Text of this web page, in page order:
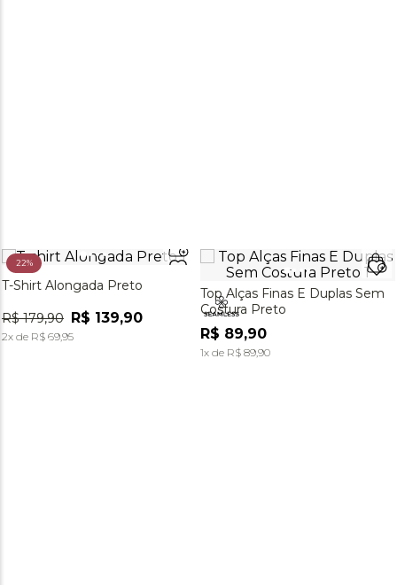
22%
T-Shirt Alongada Preto
R$ 179,90 R$ 139,90
2x de R$ 69,95
Top Alças Finas E Duplas Sem
Costura Preto
R$ 89,90
1x de R$ 89,90